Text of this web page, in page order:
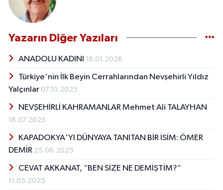
Yazarın Diğer Yazıları
ANADOLU KADINI 18.01.2026
Türkiye'nin İlk Beyin Cerrahlarından Nevşehirli Yıldız
Yalçınlar 07.10.2025
NEVŞEHİRLİ KAHRAMANLAR Mehmet Ali TALAYHAN
18.07.2025
KAPADOKYA'YI DÜNYAYA TANITAN BİR İSİM: ÖMER
DEMİR 25.06.2025
CEVAT AKKANAT, “BEN SİZE NE DEMİŞTİM?”
11.05.2025